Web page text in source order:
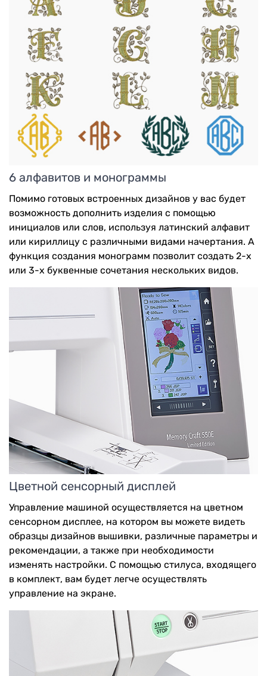
6 алфавитов и монограммы
Помимо готовых встроенных дизайнов у вас будет
возможность дополнить изделия с помощью
инициалов или слов, используя латинский алфавит
или кириллицу с различными видами начертания. А
функция создания монограмм позволит создать 2-х
или 3-х буквенные сочетания нескольких видов.
Цветной сенсорный дисплей
Управление машиной осуществляется на цветном
сенсорном дисплее, на котором вы можете видеть
образцы дизайнов вышивки, различные параметры и
рекомендации, а также при необходимости
изменять настройки. С помощью стилуса, входящего
в комплект, вам будет легче осуществлять
управление на экране.